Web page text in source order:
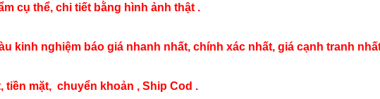
cụ thể, chi tiết bằng hình ảnh thật .
kinh nghiệm báo giá nhanh nhất, chính xác nhất, giá cạnh tranh
tiền mặt, chuyển khoản , Ship Cod .